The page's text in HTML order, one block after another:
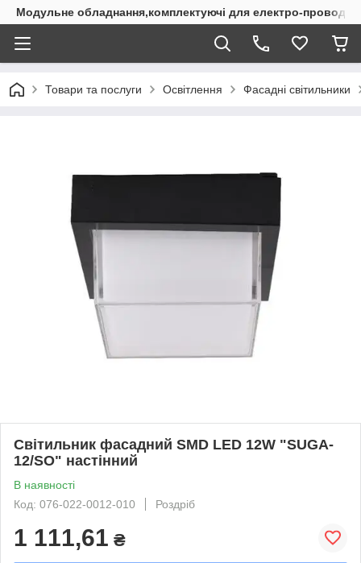
Модульне обладнання,комплектуючі для електро-проводки
Товари та послуги Освітлення Фасадні світильники
Світильник фасадний SMD LED 12W "SUGA-
12/SO" настінний
В наявності
Код: 076-022-0012-010
Роздріб
1 111,61 ₴